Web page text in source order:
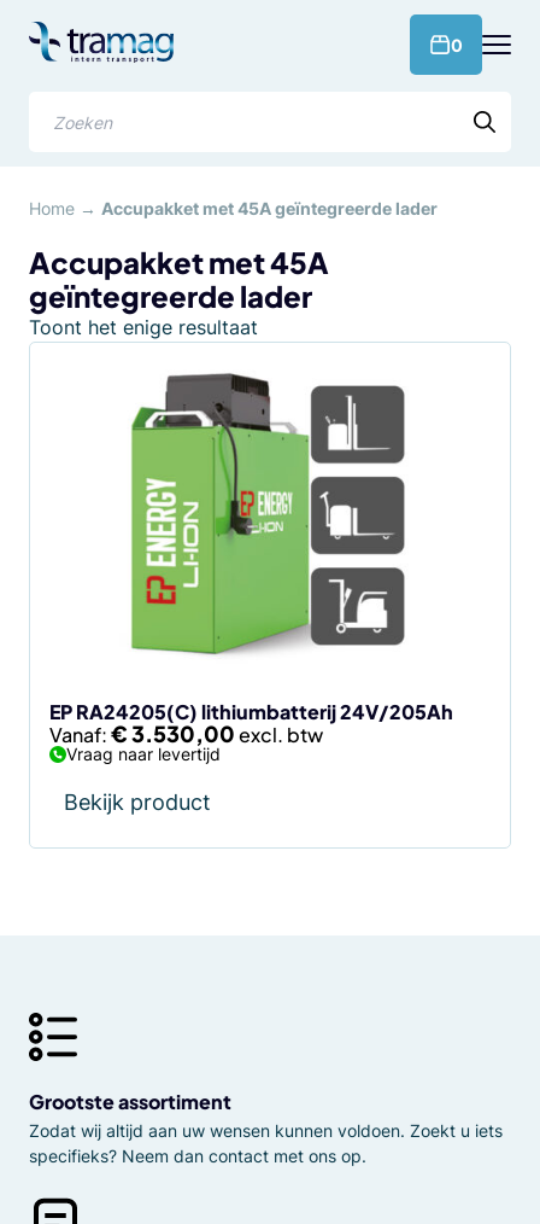
naar
0
Home → Accupakket met 45A geïntegreerde lader
Accupakket met 45A
geïntegreerde lader
Toont het enige resultaat
EP RA24205(C) lithiumbatterij 24V/205Ah
Vanaf:€3.530,00
Vraag naar levertijd
Bekijk product
de
productpagina
Grootste assortiment
Zodat wij altijd aan uw wensen kunnen voldoen. Zoekt u iets
specifieks? Neem dan contact met ons op.